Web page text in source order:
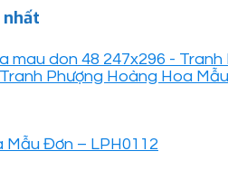
nhất
Mẫu Đơn – LPH0112